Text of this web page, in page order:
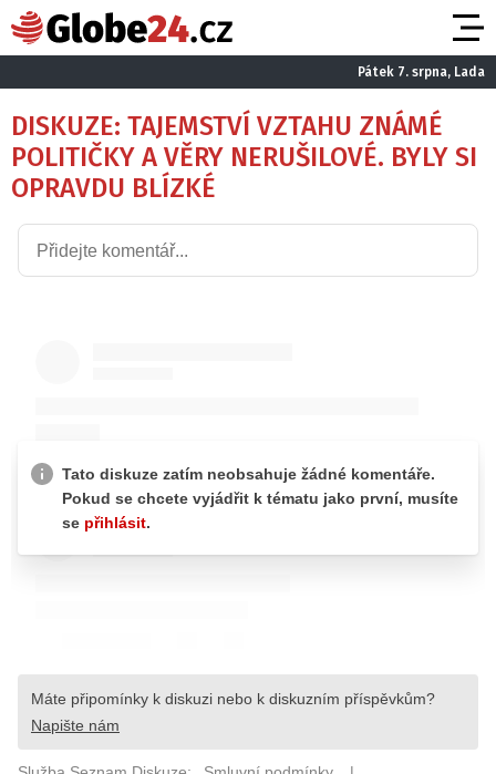
Pátek 7. srpna, Lada
DISKUZE: TAJEMSTVÍ VZTAHU ZNÁMÉ
POLITIČKY A VĚRY NERUŠILOVÉ. BYLY SI
OPRAVDU BLÍZKÉ